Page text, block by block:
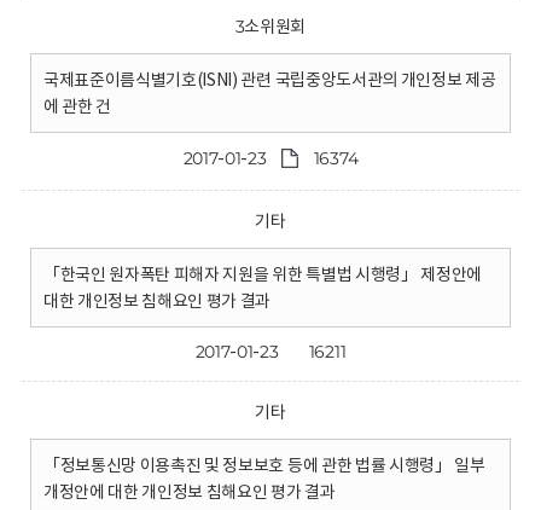
3소위원회
국제표준이름식별기호(ISNI) 관련 국립중앙도서관의 개인정보 제공
에 관한 건
2017-01-23 16374
기타
「한국인 원자폭탄 피해자 지원을 위한 특별법 시행령」 제정안에
대한 개인정보 침해요인 평가 결과
2017-01-23 16211
기타
「정보통신망 이용촉진 및 정보보호 등에 관한 법률 시행령」 일부
개정안에 대한 개인정보 침해요인 평가 결과